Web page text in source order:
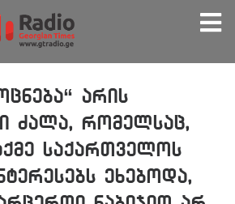
არის
ძალა, რომელსაც,
საქართველოს
ეხებოდა,